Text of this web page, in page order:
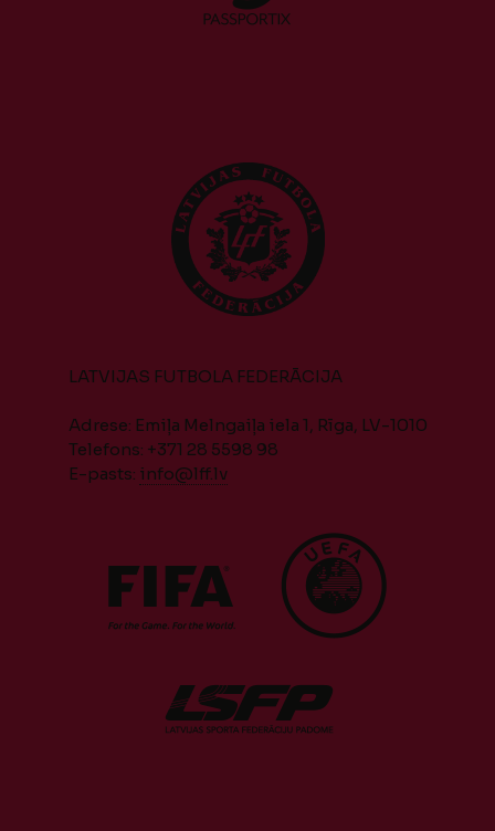
LATVIJAS FUTBOLA FEDERĀCIJA
Adrese: Emiļa Melngaiļa iela 1, Rīga, LV-1010
Telefons: +371 28 5598 98
E-pasts: info@lff.lv